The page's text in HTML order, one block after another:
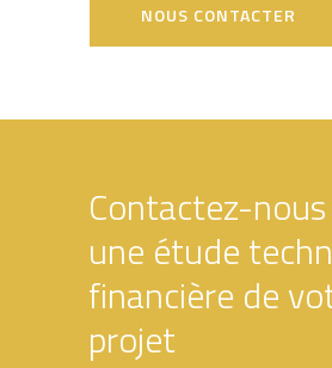
NOUS CONTACTER
Contactez-
une étude
financière de
projet